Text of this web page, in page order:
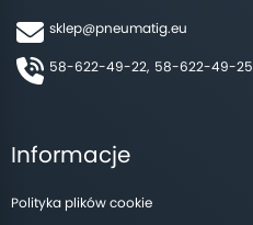
sklep@pneumatig.eu
58-622-49-22, 58-622-49-25
Informacje
Polityka plików cookie